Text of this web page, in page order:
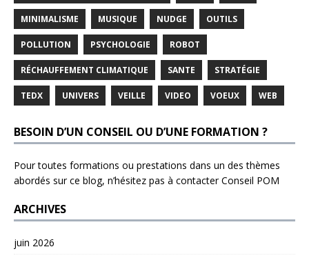
MINIMALISME MUSIQUE NUDGE OUTILS
POLLUTION PSYCHOLOGIE ROBOT
RÉCHAUFFEMENT CLIMATIQUE SANTE STRATÉGIE
TEDX UNIVERS VEILLE VIDEO VOEUX WEB
BESOIN D’UN CONSEIL OU D’UNE FORMATION ?
Pour toutes formations ou prestations dans un des thèmes
abordés sur ce blog, n’hésitez pas à contacterConseil POM
ARCHIVES
juin 2026